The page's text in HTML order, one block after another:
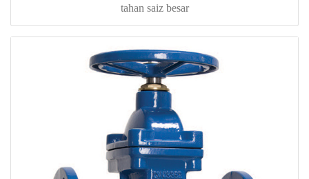
tahan saiz besar